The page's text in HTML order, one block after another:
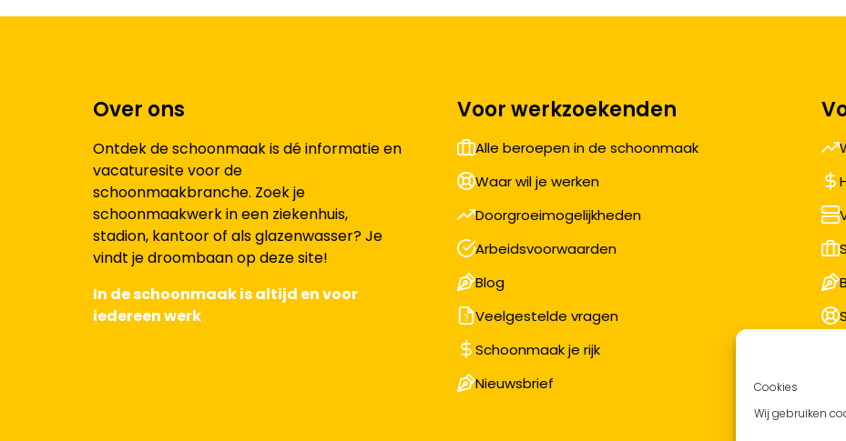
Cookies
Wij gebruiken
Over ons
Ontdek de schoonmaak is dé informatie en
vacaturesite voor de
schoonmaakbranche. Zoek je
schoonmaakwerk in een ziekenhuis,
stadion, kantoor of als glazenwasser? Je
vindt je droombaan op deze site!
In de schoonmaak is altijd en voor
iedereen werk
Voor werkzoekenden
Alle beroepen in de schoonmaak
Waar wil je werken
Doorgroeimogelijkheden
Arbeidsvoorwaarden
Blog
Veelgestelde vragen
Schoonmaak je rijk
Nieuwsbrief